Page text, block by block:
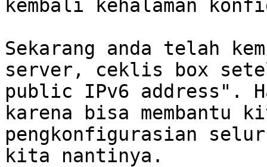
kembali kehalaman
Sekarang anda telah
server, ceklis box
public IPv6 address".
karena bisa membantu
pengkonfigurasian
kita nantinya.